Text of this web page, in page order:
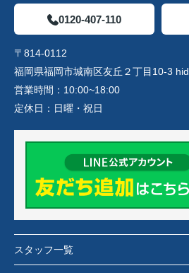
0120-407-110
〒814-0112
福岡県福岡市城南区友丘２丁目10-3
営業時間： 10:00~18:00
定休日： 日曜・祝日
スタッフ一覧